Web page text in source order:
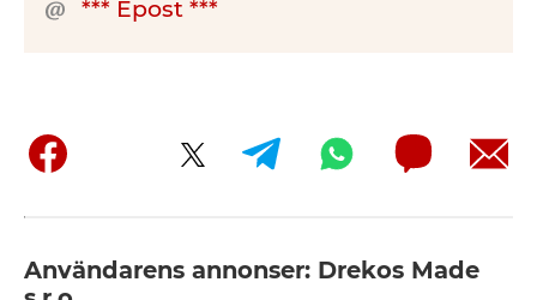
*** Epost ***
Användarens annonser: Drekos Made